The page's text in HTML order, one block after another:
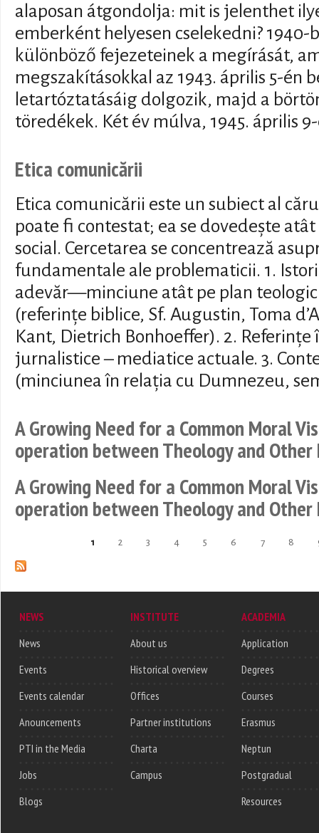
alaposan átgondolja: mit is jelenthet
emberként helyesen cselekedni? 1940-
különböző fejezeteinek a megírását,
megszakításokkal az 1943. április 5-én
letartóztatásáig dolgozik, majd a
töredékek. Két év múlva, 1945. április
Etica comunicării
Etica comunicării este un subiect al
poate fi contestat; ea se dovedește
social. Cercetarea se concentrează
fundamentale ale problematicii. 1.
adevăr—minciune atât pe plan teologic
(referințe biblice, Sf. Augustin, Toma
Kant, Dietrich Bonhoeffer). 2.
jurnalistice – mediatice actuale. 3.
(minciunea în relația cu Dumnezeu,
A Growing Need for a Common Moral
operation between Theology and Other
A Growing Need for a Common Moral
operation between Theology and Other
1 2 3 4 5 6 7 8
NEWS
News
Events
Events calendar
Anouncements
PTI in the Media
Jobs
Blogs
INSTITUTE
About us
Historical overview
Offices
Partner institutions
Charta
Campus
ACADEMIA
Application
Degrees
Courses
Erasmus
Neptun
Postgradual
Resources